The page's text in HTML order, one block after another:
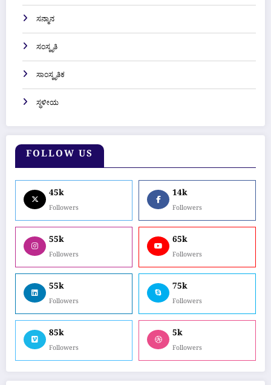
ಸನ್ಮಾನ
ಸಂಸ್ಕೃತಿ
ಸಾಂಸ್ಕೃತಿಕ
ಸ್ಥಳೀಯ
FOLLOW US
45k
Followers
14k
Followers
55k
Followers
65k
Followers
55k
Followers
75k
Followers
85k
Followers
5k
Followers